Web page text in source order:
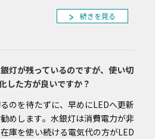
続きを見る
灯が残っているのですが、使い切
した方が良いですか？
のを待たずに、早めにLEDへ更新
めします。水銀灯は消費電力が非
庫を使い続ける電気代の方がLED